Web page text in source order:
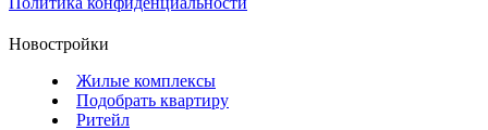
Новостройки
Жилые комплексы
Подобрать квартиру
Ритейл